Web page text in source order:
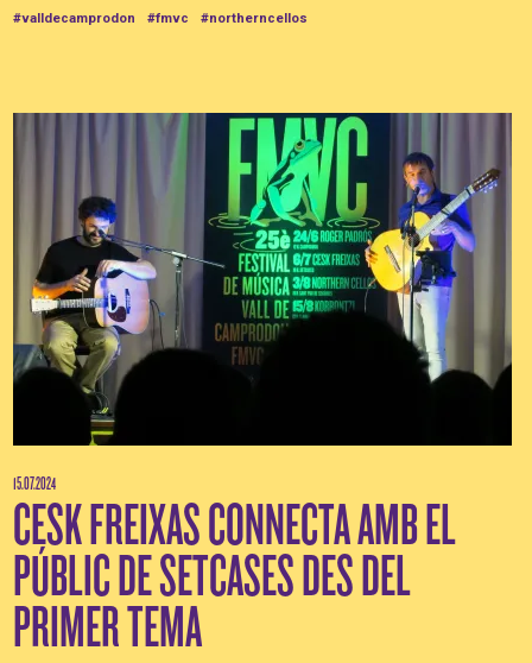
#valldecamprodon #fmvc #northerncellos
15.07.2024
CESK FREIXAS CONNECTA AMB EL
PÚBLIC DE SETCASES DES DEL
PRIMER TEMA